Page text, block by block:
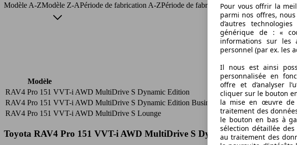
Modèle A-ZModèle Z-APériode de fabrication A-ZPériode de fabrication Z-APuissance A-Z
Modèle
Période de fabrication
RAV4 Pro 151 VVT-i AWD MultiDrive S Dynamic Edition 2017/07 - 2018/08
RAV4 Pro 151 VVT-i AWD MultiDrive S Dynamic Edition Business
2017/07 - 2018/08
RAV4 Pro 151 VVT-i AWD MultiDrive S Lounge
2017/07 - 2018/08
Toyota RAV4 Pro 151 VVT-i AWD MultiDrive S Dynamic Edition
Pour vous offrir la
parmi nos offres,
d’autres
générique de : «
informations sur les
personnel (par ex. les
Il nous est ainsi
personnalisée en
offre et d’analyser
cliquer sur le bouton
la mise en œuvre de
traitement des
le bouton en bas à
sélection détaillée
au traitement des